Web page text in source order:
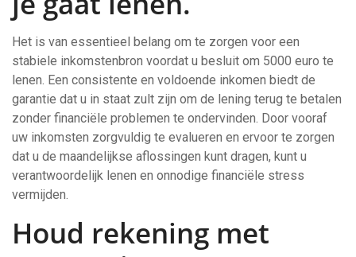
Het is van essentieel belang om te zorgen voor een
stabiele inkomstenbron voordat u besluit om 5000 euro te
lenen. Een consistente en voldoende inkomen biedt de
garantie dat u in staat zult zijn om de lening terug te betalen
zonder financiële problemen te ondervinden. Door vooraf
uw inkomsten zorgvuldig te evalueren en ervoor te zorgen
dat u de maandelijkse aflossingen kunt dragen, kunt u
verantwoordelijk lenen en onnodige financiële stress
vermijden.
Houd rekening met